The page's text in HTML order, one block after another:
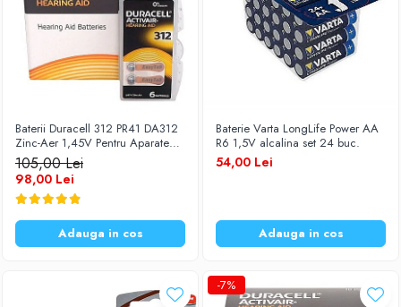
Stabilizatoare tensiune
Ventilatoare
Diverse gadgeturi
Cablu coaxial
Accesorii auto
Redresoare
Roboti pornire
Diverse accesorii auto
Carcase protectie NOCO BOOST
Invertoare Auto
Aparate de spalat cu presiune
Baterii Duracell 312 PR41 DA312
Zinc-Aer 1,45V Pentru Aparate
Auditive Set 60 Baterii
105,00 Lei
98,00 Lei
Adauga in cos
Baterie Varta LongLife Power AA
R6 1,5V alcalina set 24 buc.
54,00 Lei
Adauga in cos
-7%